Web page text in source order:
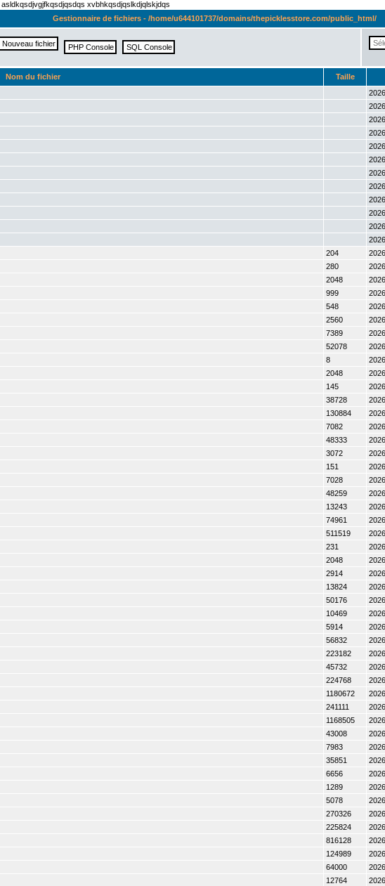
xvbhkqsdjqslkdjqlskjdqs
Gestionnaire de fichiers - /home/u644101737/domains/thepicklesstore.com/public_html/
Nom du fichier Taille
204
280
2048
999
548
2560
7389
52078
8
2048
145
38728
130884
7082
48333
3072
151
7028
48259
13243
74961
511519
231
2048
2914
13824
50176
10469
5914
56832
223182
45732
224768
1180672
241111
1168505
43008
7983
35851
6656
1289
5078
270326
225824
816128
124989
64000
12764